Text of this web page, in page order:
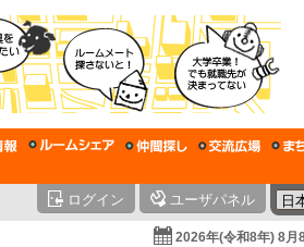
ログイン ユーザパネル
2026年(令和8年) 8月